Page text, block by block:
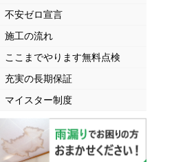
不安ゼロ宣言
施工の流れ
ここまでやります無料点検
充実の長期保証
マイスター制度